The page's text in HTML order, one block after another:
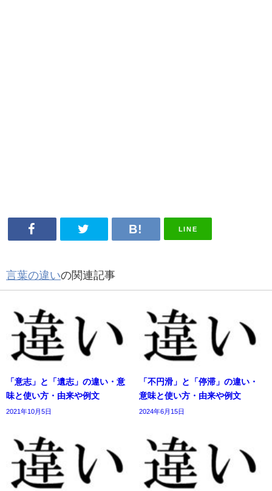
LINE
言葉の違いの関連記事
「意志」と「遺志」の違い・意
味と使い方・由来や例文
2021年10月5日
「不円滑」と「停滞」の違い・
意味と使い方・由来や例文
2024年6月15日